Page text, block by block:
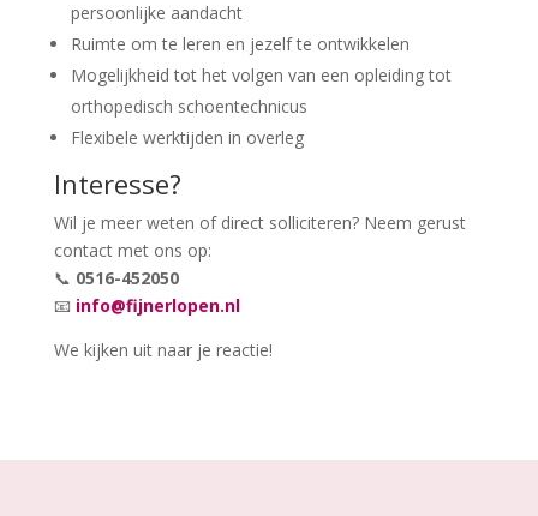
persoonlijke aandacht
Ruimte om te leren en jezelf te ontwikkelen
Mogelijkheid tot het volgen van een opleiding tot
orthopedisch schoentechnicus
Flexibele werktijden in overleg
Interesse?
Wil je meer weten of direct solliciteren? Neem gerust
contact met ons op:
📞 0516-452050
📧 info@fijnerlopen.nl
We kijken uit naar je reactie!